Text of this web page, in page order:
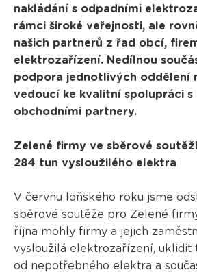
nakládání s odpadními
rámci široké veřejnosti, ale
našich partnerů z řad obcí,
elektrozařízení. Nedílnou
podpora jednotlivých oddělení
vedoucí ke kvalitní spolupráci s
obchodními partnery.
Zelené firmy ve sběrové
284 tun vysloužilého elektra
V červnu loňského roku jsme
sběrové soutěže pro Zelené
října mohly firmy a jejich
vysloužilá elektrozařízení, uklidit
od nepotřebného elektra a